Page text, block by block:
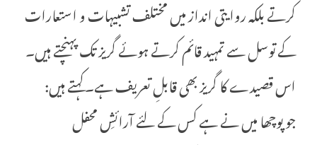
کرتے بلکہ روایتی انداز میں مختلف تشبیہات و استعارات
کے توسل سے تمہید قائم کرتے ہوئے گریز تک پہنچتے ہیں۔
اس قصیدے کا گریز بھی قابلِ تعریف ہے۔کہتے ہیں:
جو پوچھا میں نے ہے کس کے لئے آرائشِ محفل